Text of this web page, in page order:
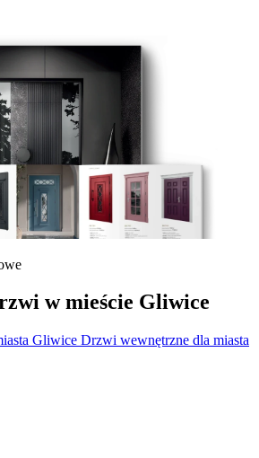
w mieście Gliwice
Gliwice Drzwi wewnętrzne dla miasta